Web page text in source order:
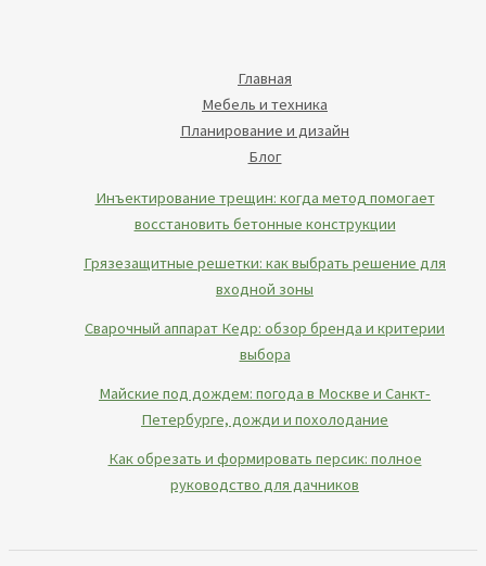
Главная
Мебель и техника
Планирование и дизайн
Блог
Инъектирование трещин: когда метод помогает
восстановить бетонные конструкции
Грязезащитные решетки: как выбрать решение для
входной зоны
Сварочный аппарат Кедр: обзор бренда и критерии
выбора
Майские под дождем: погода в Москве и Санкт-
Петербурге, дожди и похолодание
Как обрезать и формировать персик: полное
руководство для дачников